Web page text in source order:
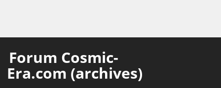
Forum Cosmic-
Era.com (archives)